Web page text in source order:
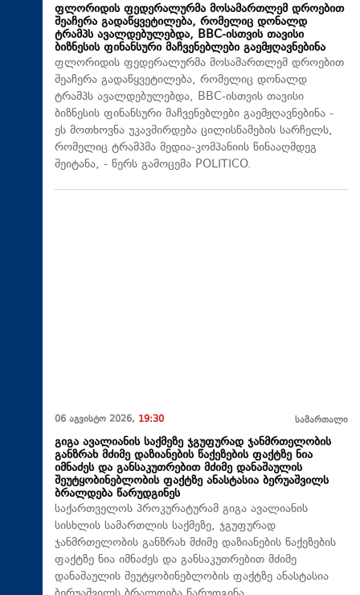
ფლორიდის ფედერალურმა მოსამართლემ დროებით
შეაჩერა გადაწყვეტილება, რომელიც დონალდ
ტრამპს ავალდებულებდა, BBC-ისთვის თავისი
ბიზნესის ფინანსური მაჩვენებლები გაემჟღავნებინა
ფლორიდის ფედერალურმა მოსამართლემ დროებით
შეაჩერა გადაწყვეტილება, რომელიც დონალდ
ტრამპს ავალდებულებდა, BBC-ისთვის თავისი
ბიზნესის ფინანსური მაჩვენებლები გაემჟღავნებინა -
ეს მოთხოვნა უკავშირდება ცილისწამების სარჩელს,
რომელიც ტრამპმა მედია-კომპანიის წინააღმდეგ
შეიტანა, - წერს გამოცემა POLITICO.
06 აგვისტო 2026, 19:30 სამართალი
გიგა ავალიანის საქმეზე ჯგუფურად ჯანმრთელობის
განზრახ მძიმე დაზიანების წაქეზების ფაქტზე ნია
იმნაძეს და განსაკუთრებით მძიმე დანაშაულის
შეუტყობინებლობის ფაქტზე ანასტასია ბერუაშვილს
ბრალდება წარუდგინეს
საქართველოს პროკურატურამ გიგა ავალიანის
სისხლის სამართლის საქმეზე, ჯგუფურად
ჯანმრთელობის განზრახ მძიმე დაზიანების წაქეზების
ფაქტზე ნია იმნაძეს და განსაკუთრებით მძიმე
დანაშაულის შეუტყობინებლობის ფაქტზე ანასტასია